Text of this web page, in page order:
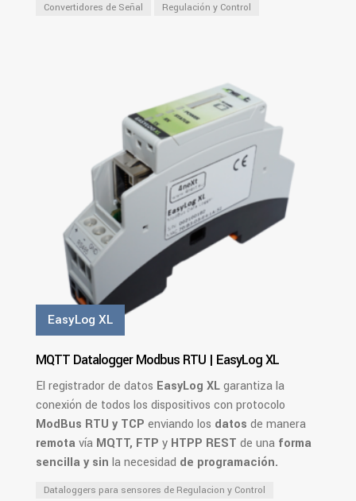
Convertidores de Señal Regulación y Control
EasyLog XL
MQTT Datalogger Modbus RTU | EasyLog XL
El registrador de datos EasyLog XLgarantiza la
conexión de todos los dispositivos con protocolo
ModBus RTU y TCP enviando los datos de manera
remotavíaMQTT, FTP y HTPP REST de una forma
sencilla y sin la necesidad de programación.
Dataloggers para sensores de Regulacion y Control